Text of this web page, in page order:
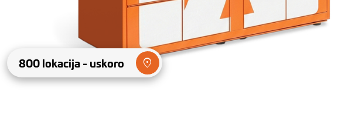
800 lokacija - uskoro